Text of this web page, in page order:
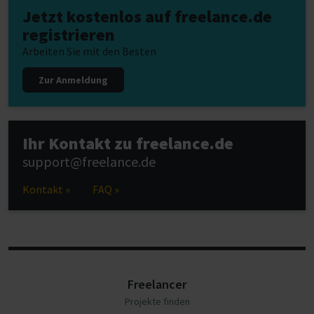
Jetzt kostenlos auf freelance.de
registrieren
Arbeiten Sie mit den Besten
Zur Anmeldung
Ihr Kontakt zu freelance.de
support@freelance.de
Kontakt » FAQ »
Freelancer
Projekte finden